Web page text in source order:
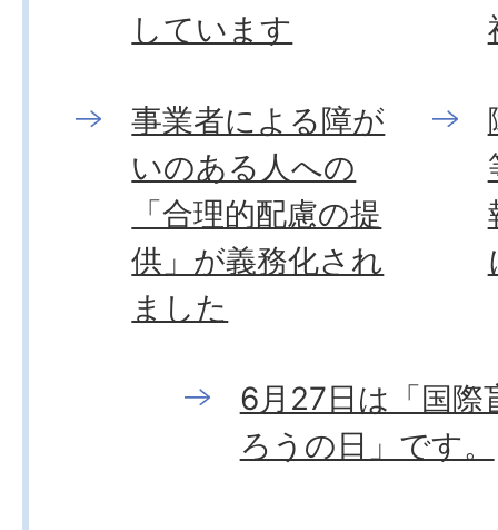
しています
事業者による障が
いのある人への
「合理的配慮の提
供」が義務化され
ました
6月27日は「国際
ろうの日」です。